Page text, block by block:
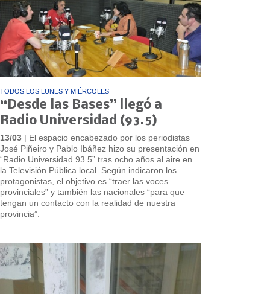
TODOS LOS LUNES Y MIÉRCOLES
“Desde las Bases” llegó a
Radio Universidad (93.5)
13/03 | El espacio encabezado por los periodistas
José Piñeiro y Pablo Ibáñez hizo su presentación en
“Radio Universidad 93.5” tras ocho años al aire en
la Televisión Pública local. Según indicaron los
protagonistas, el objetivo es “traer las voces
provinciales” y también las nacionales “para que
tengan un contacto con la realidad de nuestra
provincia”.